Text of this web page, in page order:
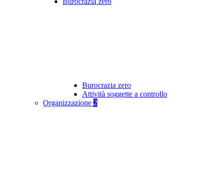
Burocrazia zero
Attività soggette a controllo
Organizzazione 2